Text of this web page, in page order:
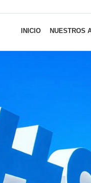
INICIO NUESTROS